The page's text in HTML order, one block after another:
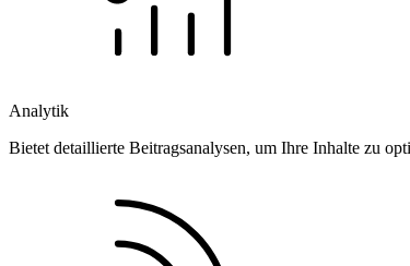
Analytik
Bietet detaillierte Beitragsanalysen, um Ihre Inhalte zu